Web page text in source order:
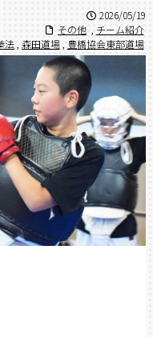
2026/05/19
その他
チーム紹介
法 森田道場 豊橋協会東部道場